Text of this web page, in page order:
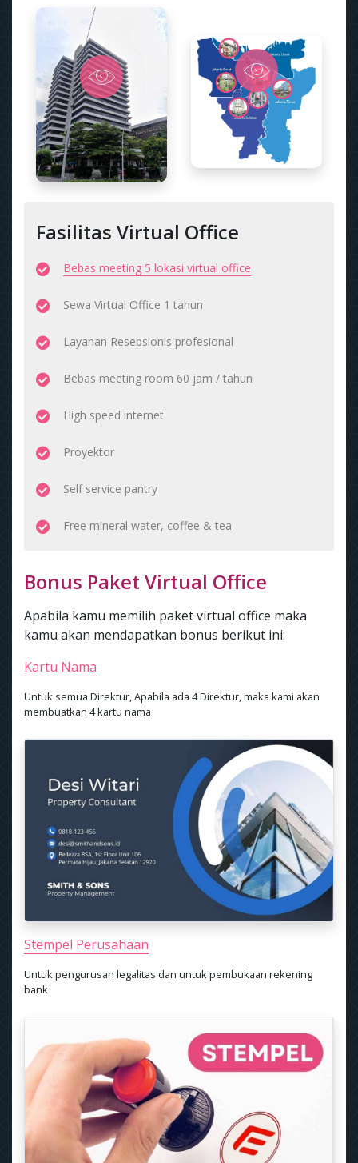
Fasilitas Virtual Office
Bebas meeting 5 lokasi virtual office
Sewa Virtual Office 1 tahun
Layanan Resepsionis profesional
Bebas meeting room 60 jam / tahun
High speed internet
Proyektor
Self service pantry
Free mineral water, coffee & tea
Bonus Paket Virtual Office
Apabila kamu memilih paket virtual office maka
kamu akan mendapatkan bonus berikut ini:
Kartu Nama
Untuk semua Direktur, Apabila ada 4 Direktur, maka kami akan
membuatkan 4 kartu nama
Stempel Perusahaan
Untuk pengurusan legalitas dan untuk pembukaan rekening
bank